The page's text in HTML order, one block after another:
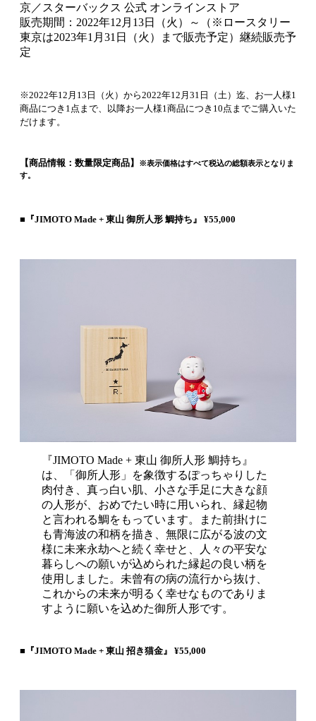
京／スターバックス 公式 オンラインストア
販売期間：2022年12月13日（火）～（※ロースタリー
東京は2023年1月31日（火）まで販売予定）継続販売予
定
※2022年12月13日（火）から2022年12月31日（土）迄、お一人様1
商品につき1点まで、以降お一人様1商品につき10点までご購入いた
だけます。
【商品情報：数量限定商品】
※表示価格はすべて税込の総額表示となりま
す。
■『JIMOTO Made + 東山 御所人形 鯛持ち』 ¥55,000
『JIMOTO Made + 東山 御所人形 鯛持ち』
は、「御所人形」を象徴するぽっちゃりした
肉付き、真っ白い肌、小さな手足に大きな顔
の人形が、おめでたい時に用いられ、縁起物
と言われる鯛をもっています。また前掛けに
も青海波の和柄を描き、無限に広がる波の文
様に未来永劫へと続く幸せと、人々の平安な
暮らしへの願いが込められた縁起の良い柄を
使用しました。未曾有の病の流行から抜け、
これからの未来が明るく幸せなものでありま
すように願いを込めた御所人形です。
■『JIMOTO Made + 東山 招き猫金』 ¥55,000